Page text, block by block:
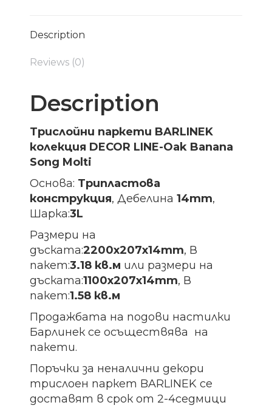
Description
Reviews (0)
Description
Трислойни паркети BARLINEK
колекция DECOR LINE-Oak Banana
Song Molti
Основа: Трипластова
конструкция, Дебелина14mm,
Шарка:3L
Размери на
дъската:2200х207х14mm, В
пакет:3.18 кв.м или размери на
дъската:1100х207х14mm, В
пакет:1.58 кв.м
Продажбата на подови настилки
Барлинек се осъществява на
пакети.
Поръчки за неналични декори
трислоен паркет BARLINEK се
доставят в срок от 2-4седмици